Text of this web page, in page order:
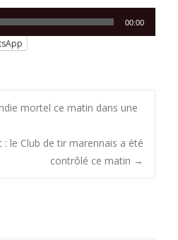
00:00
mortel ce matin dans une
: le Club de tir marennais a été
contrôlé ce matin →